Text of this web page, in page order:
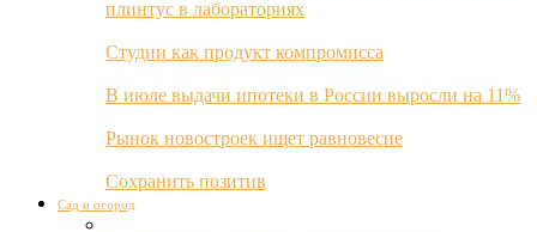
плинтус в лабораториях
Студии как продукт компромисса
В июле выдачи ипотеки в России выросли на 11%
Рынок новостроек ищет равновесие
Сохранить позитив
Сад и огород